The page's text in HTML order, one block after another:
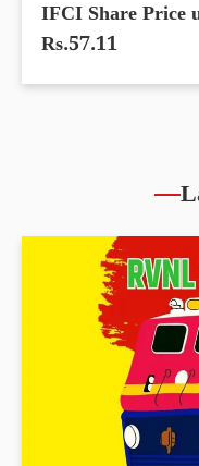
IFCI Share Price
Rs.57.11